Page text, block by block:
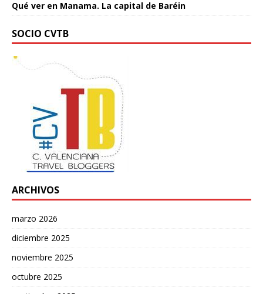
Qué ver en Manama. La capital de Baréin
SOCIO CVTB
ARCHIVOS
marzo 2026
diciembre 2025
noviembre 2025
octubre 2025